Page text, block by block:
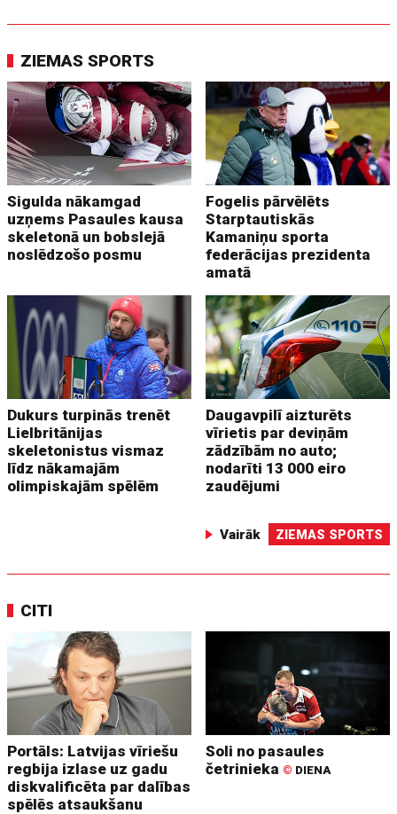
ZIEMAS SPORTS
Sigulda nākamgad
uzņems Pasaules kausa
skeletonā un bobslejā
noslēdzošo posmu
Fogelis pārvēlēts
Starptautiskās
Kamaniņu sporta
federācijas prezidenta
amatā
Dukurs turpinās trenēt
Lielbritānijas
skeletonistus vismaz
līdz nākamajām
olimpiskajām spēlēm
Daugavpilī aizturēts
vīrietis par deviņām
zādzībām no auto;
nodarīti 13 000 eiro
zaudējumi
Vairāk ZIEMAS SPORTS
CITI
Portāls: Latvijas vīriešu
regbija izlase uz gadu
diskvalificēta par dalības
spēlēs atsaukšanu
Soli no pasaules
četrinieka © DIENA